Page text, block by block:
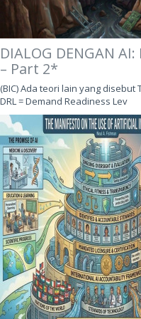
DIALOG DENGAN
– Part 2*
(BIC) Ada teori lain yang disebut
DRL = Demand Readiness Lev